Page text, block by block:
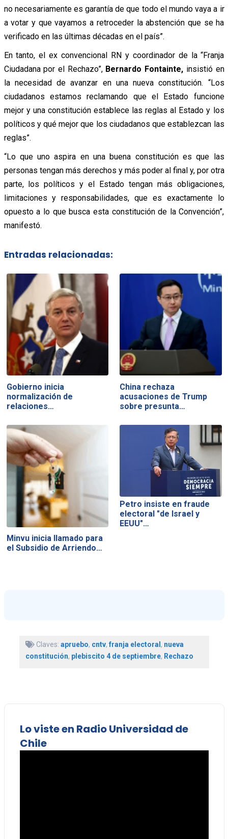
no necesariamente es garantía de que todo el mundo vaya a ir
a votar y que vayamos a retroceder la abstención que se ha
verificado en las últimas décadas en el país”.
En tanto, el ex convencional RN y coordinador de la “Franja
Ciudadana por el Rechazo”, Bernardo Fontainte, insistió en
la necesidad de avanzar en una nueva constitución. “Los
ciudadanos estamos reclamando que el Estado funcione
mejor y una constitución establece las reglas al Estado y los
políticos y qué mejor que los ciudadanos que establezcan las
reglas”.
“Lo que uno aspira en una buena constitución es que las
personas tengan más derechos y más poder al final y, por otra
parte, los políticos y el Estado tengan más obligaciones,
limitaciones y responsabilidades, que es exactamente lo
opuesto a lo que busca esta constitución de la Convención”,
manifestó.
Entradas relacionadas:
Gobierno inicia
normalización de
relaciones…
China rechaza
acusaciones de Trump
sobre presunta…
Minvu inicia llamado para
el Subsidio de Arriendo…
Petro insiste en fraude
electoral "de Israel y
EEUU"…
Claves: apruebo, cntv,franja electoral, nueva
constitución, plebiscito 4 de septiembre, Rechazo
Lo viste en Radio Universidad de
Chile